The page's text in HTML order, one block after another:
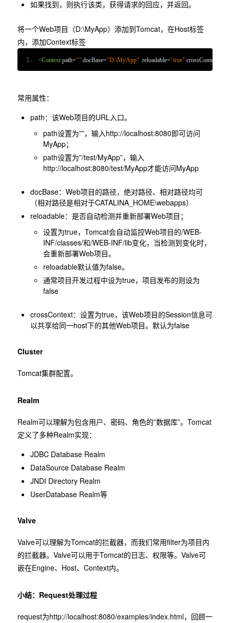
如果找到，则执行该类，获得请求的回应，并返回。
将一个Web项目（D:\MyApp）添加到Tomcat，在Host标签
内，添加Context标签
<Context path="" docBase="D:\MyApp" reloadable="true" crossContext
常用属性：
path：该Web项目的URL入口。
path设置为””，输入http://localhost:8080即可访问
MyApp；
path设置为”/test/MyApp”，输入
http://localhost:8080/test/MyApp才能访问MyApp
docBase：Web项目的路径，绝对路径、相对路径均可
（相对路径是相对于CATALINA_HOME\webapps）
reloadable：是否自动检测并重新部署Web项目；
设置为true，Tomcat会自动监控Web项目的/WEB-
INF/classes/和/WEB-INF/lib变化，当检测到变化时，
会重新部署Web项目。
reloadable默认值为false。
通常项目开发过程中设为true，项目发布的则设为
false
crossContext：设置为true，该Web项目的Session信息可
以共享给同一host下的其他Web项目。默认为false
Cluster
Tomcat集群配置。
Realm
Realm可以理解为包含用户、密码、角色的”数据库”。Tomcat
定义了多种Realm实现：
JDBC Database Realm
DataSource Database Realm
JNDI Directory Realm
UserDatabase Realm等
Valve
Valve可以理解为Tomcat的拦截器，而我们常用filter为项目内
的拦截器。Valve可以用于Tomcat的日志、权限等。Valve可
嵌在Engine、Host、Context内。
小结：Request处理过程
request为http://localhost:8080/examples/index.html，回顾一